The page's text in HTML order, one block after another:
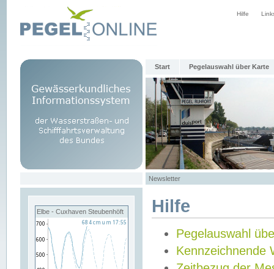
Hilfe
Start Pegelauswahl über Karte
Newsletter
Elbe - Cuxhaven Steubenhöft Hilfe
Pegelauswahl
Kennzeichnende